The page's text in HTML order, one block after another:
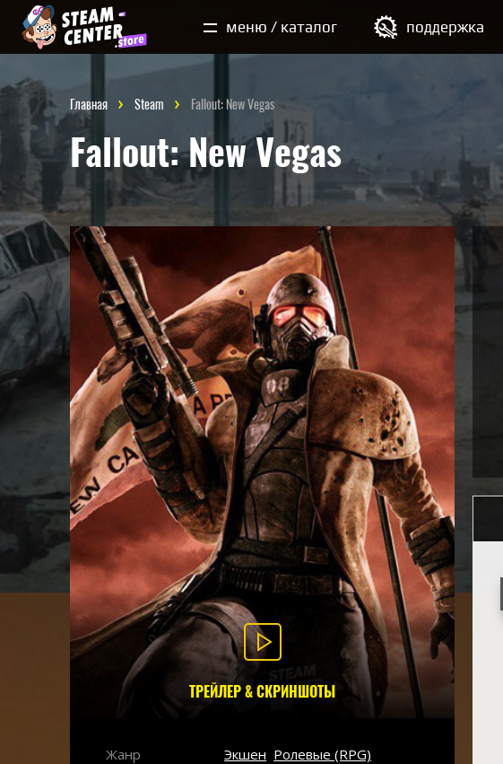
меню / каталог поддержка
Мои покупки
Главная Steam Fallout: New Vegas
Fallout: New Vegas
ТРЕЙЛЕР & СКРИНШОТЫ
Жанр Экшен Ролевые (RPG)